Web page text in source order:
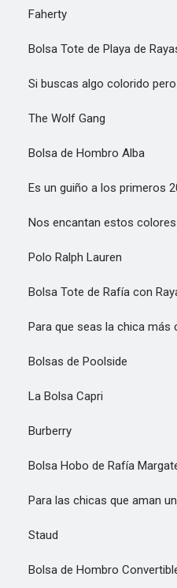
Faherty
Bolsa Tote de Playa de
Si buscas algo colorido pero
The Wolf Gang
Bolsa de Hombro Alba
Es un guiño a los primeros
Nos encantan estos colores
Polo Ralph Lauren
Bolsa Tote de Rafía con
Para que seas la chica más
Bolsas de Poolside
La Bolsa Capri
Burberry
Bolsa Hobo de Rafía
Para las chicas que aman
Staud
Bolsa de Hombro